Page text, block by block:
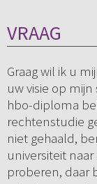
VRAAG
Graag wil ik u
uw visie op
hbo-diploma
rechtenstudie
niet gehaald,
universiteit
proberen, daar